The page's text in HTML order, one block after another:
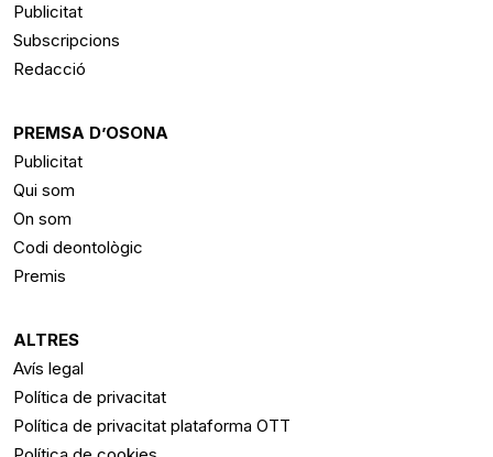
Publicitat
Subscripcions
Redacció
PREMSA D’OSONA
Publicitat
Qui som
On som
Codi deontològic
Premis
ALTRES
Avís legal
Política de privacitat
Política de privacitat plataforma OTT